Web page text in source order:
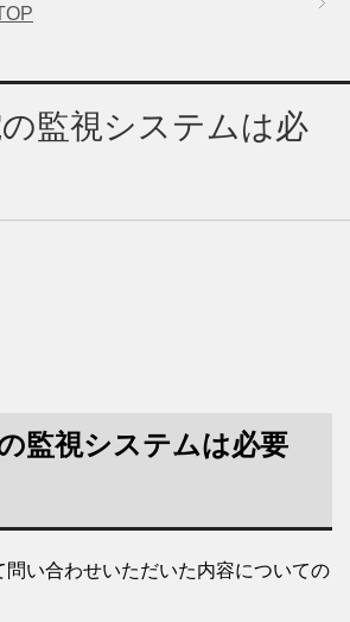
監視システムは必
監視システムは必要
問い合わせいただいた内容についての